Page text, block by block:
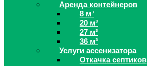
Аренда контейнеров
8 м³
20 м³
27 м³
36 м³
Услуги ассенизатора
Откачка септиков